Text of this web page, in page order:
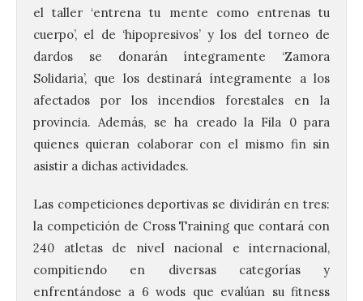
el taller ‘entrena tu mente como entrenas tu
cuerpo’, el de ‘hipopresivos’ y los del torneo de
dardos se donarán íntegramente ‘Zamora
Solidaria’, que los destinará íntegramente a los
afectados por los incendios forestales en la
provincia. Además, se ha creado la Fila 0 para
quienes quieran colaborar con el mismo fin sin
asistir a dichas actividades.
Las competiciones deportivas se dividirán en tres:
la competición de Cross Training que contará con
240 atletas de nivel nacional e internacional,
compitiendo en diversas categorías y
enfrentándose a 6 wods que evalúan su fitness